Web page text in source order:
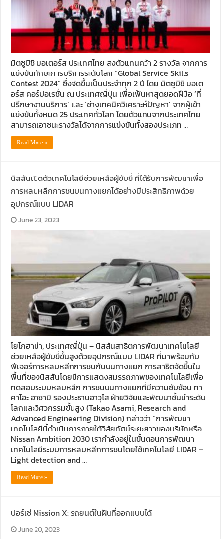
มิตซูบิชิ มอเตอร์ส ประเทศไทย ส่งตัวแทนคว้า 2 รางวัล จากการ
แข่งขันทักษะการบริการระดับโลก “Global Service Skills
Contest 2024” ซึ่งจัดขึ้นเป็นประจำทุก 2 ปี โดย มิตซูบิชิ มอเต
อร์ส คอร์ปอเรชั่น ณ ประเทศญี่ปุ่น เพื่อเฟ้นหาสุดยอดฝีมือ ‘ที่
ปรึกษางานบริการ’ และ ‘ช่างเทคนิควิเคราะห์ปัญหา’ จากผู้เข้า
แข่งขันทั้งหมด 25 ประเทศทั่วโลก โดยตัวแทนจากประเทศไทย
สามารถเอาชนะรางวัลได้จากการแข่งขันทั้งสองประเภท …
Read More »
นิสสันเปิดตัวเทคโนโลยีช่วยเหลือผู้ขับขี่ ที่ได้รับการพัฒนาเพื่อ
การหลบหลีกการชนบนทางแยกได้อย่างมีประสิทธิภาพด้วย
อุปกรณ์แบบ LIDAR
June 23, 2023
โยโกฮาม่า, ประเทศญี่ปุ่น – นิสสันสาธิตการพัฒนาเทคโนโลยี
ช่วยเหลือผู้ขับขี่ขั้นสูงด้วยอุปกรณ์แบบ LIDAR ที่มาพร้อมกับ
ฟีเจอร์การหลบหลีกการชนกันบนทางแยก การสาธิตจัดขึ้นใน
พื้นที่ของนิสสันโดยมีการแสดงสมรรถภาพของเทคโนโลยีเพื่อ
ทดสอบระบบหลบหลีก การชนบนทางแยกที่มีความซับซ้อน ทา
คาโอะ อาซามิ รองประธานอาวุโส ฝ่ายวิจัยและพัฒนาชั้นนำระดับ
โลกและวิศวกรรมขั้นสูง (Takao Asami, Research and
Advanced Engineering Division) กล่าวว่า “การพัฒนา
เทคโนโลยีนี้ดำเนินการภายใต้วิสัยทัศน์ระยะยาวของบริษัทหรือ
Nissan Ambition 2030 เรากำลังอยู่ในขั้นตอนการพัฒนา
เทคโนโลยีระบบการหลบหลีกการชนโดยใช้เทคโนโลยี LIDAR –
Light detection and …
Read More »
ปอร์เช่ Mission X: รถยนต์ในฝันที่ออกแบบได้
June 20, 2023